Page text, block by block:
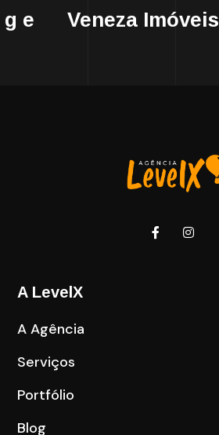
Veneza Imóveis
A LevelX
A Agência
Serviços
Portfólio
Blog